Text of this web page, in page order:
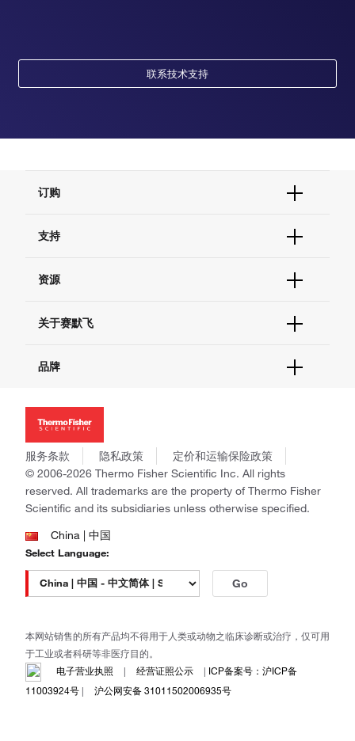
联系技术支持
订购
订单支持
现货供应中心
支持
联系我们 - 400 820 8982
查找文件&证书
资源
促销
社交媒体
关于赛默飞
招聘
新闻
社会责任
商标
政策和通知
品牌
Applied Biosystems
Invitrogen
Gibco
Ion Torrent
Unity Lab Services
Patheon
PPD
服务条款 隐私政策
定价和运输保险政策
© 2006-2026 Thermo Fisher Scientific Inc. All rights
reserved. All trademarks are the property of Thermo Fisher
Scientific and its subsidiaries unless otherwise specified.
China | 中国
Select Language:
Go
本网站销售的所有产品均不得用于人类或动物之临床诊断或治疗，仅可用
于工业或者科研等非医疗目的。
电子营业执照
| 经营证照公示 | ICP备案号：沪ICP备
11003924号 | 沪公网安备 31011502006935号